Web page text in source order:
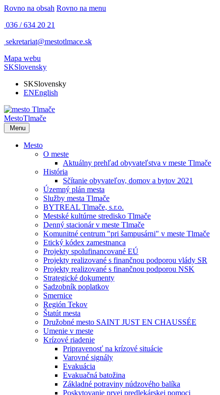
Rovno na obsah Rovno na menu
036 / 634 20 21
sekretariat@mestotlmace.sk
Mapa webu
SKSlovensky
SKSlovensky
ENEnglish
MestoTlmače
Menu
Mesto
O meste
Aktuálny prehľad obyvateľstva v meste Tlmače
História
Sčítanie obyvateľov, domov a bytov 2021
Územný plán mesta
Služby mesta Tlmače
BYTREAL Tlmače, s.r.o.
Mestské kultúrne stredisko Tlmače
Denný stacionár v meste Tlmače
Komunitné centrum "pri šampusárni" v meste Tlmače
Etický kódex zamestnanca
Projekty spolufinancované EÚ
Projekty realizované s finančnou podporou vlády SR
Projekty realizované s finančnou podporou NSK
Strategické dokumenty
Sadzobník poplatkov
Smernice
Región Tekov
Štatút mesta
Družobné mesto SAINT JUST EN CHAUSSÉE
Umenie v meste
Krízové riadenie
Pripravenosť na krízové situácie
Varovné signály
Evakuácia
Evakuačná batožina
Základné potraviny núdzového balíka
Poskytovanie prvej predlekárskej pomoci